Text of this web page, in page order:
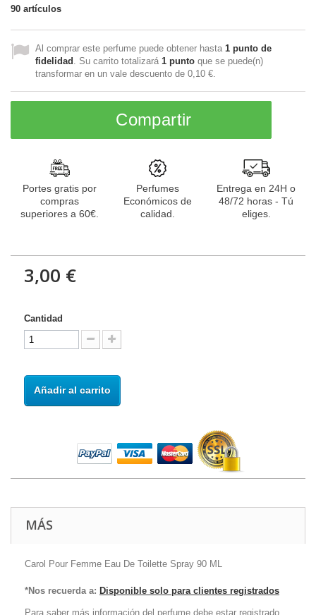
90 artículos
Al comprar este perfume puede obtener hasta 1 punto de
fidelidad . Su carrito totalizará 1 punto que se puede(n)
transformar en un vale descuento de 0,10 €
Compartir
Portes gratis por
compras
superiores a 60€.
Perfumes
Económicos de
calidad.
Entrega en 24H o
48/72 horas - Tú
eliges.
3,00 €
Cantidad
Añadir al carrito
MÁS
Carol Pour Femme Eau De Toilette Spray 90 ML
*Nos recuerda a: Disponible solo para clientes registrados
Para saber más información del perfume debe estar registrado